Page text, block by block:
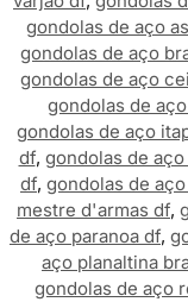
gondolas de aço
gondolas de aço
gondolas de aço
gondolas de
gondolas de aço
df, gondolas de
df, gondolas de
mestre d'armas df,
de aço paranoa df,
aço planaltina
gondolas de aço